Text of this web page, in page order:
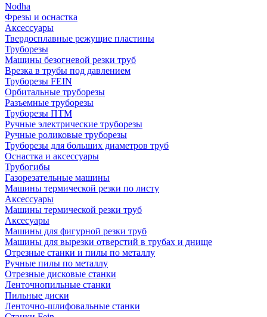
Nodha
Фрезы и оснастка
Аксессуары
Твердосплавные режущие пластины
Труборезы
Машины безогневой резки труб
Врезка в трубы под давлением
Труборезы FEIN
Орбитальные труборезы
Разъемные труборезы
Труборезы ПТМ
Ручные электрические труборезы
Ручные роликовые труборезы
Труборезы для больших диаметров труб
Оснастка и аксессуары
Трубогибы
Газорезательные машины
Машины термической резки по листу
Аксессуары
Машины термической резки труб
Аксесуары
Машины для фигурной резки труб
Машины для вырезки отверстий в трубах и днище
Отрезные станки и пилы по металлу
Ручные пилы по металлу
Отрезные дисковые станки
Ленточнопильные станки
Пильные диски
Ленточно-шлифовальные станки